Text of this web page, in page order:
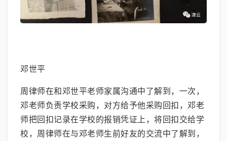
邓世平
周律师在和邓世平老师家属沟通中了解到，一次，
邓老师负责学校采购，对方给予他采购回扣，邓老
师把回扣记录在学校的报销凭证上，将回扣交给学
校，周律师在与邓老师生前好友的交流中了解到，